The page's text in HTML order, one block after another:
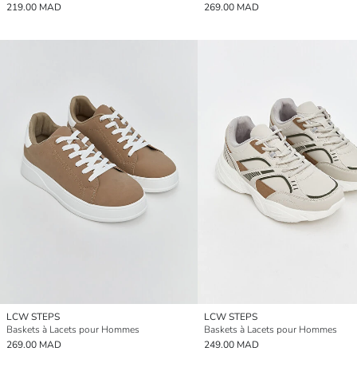
219.00 MAD
269.00 MAD
LCW STEPS
Baskets à Lacets pour Hommes
269.00 MAD
LCW STEPS
Baskets à Lacets pour Hommes
249.00 MAD